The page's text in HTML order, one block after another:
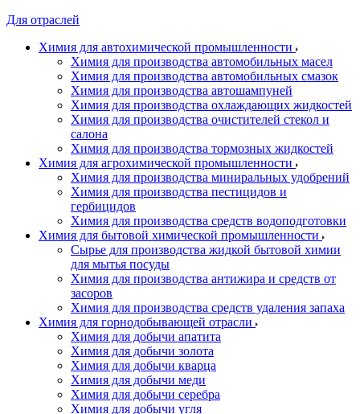
Для отраслей
Химия для автохимической промышленности
Химия для производства автомобильных масел
Химия для производства автомобильных смазок
Химия для производства автошампуней
Химия для производства охлаждающих жидкостей
Химия для производства очистителей стекол и
салона
Химия для производства тормозных жидкостей
Химия для агрохимической промышленности
Химия для производства миниральных удобрений
Химия для производства пестицидов и
гербицидов
Химия для производства средств водоподготовки
Химия для бытовой химической промышленности
Сырье для производства жидкой бытовой химии
для мытья посуды
Химия для производства антижира и средств от
засоров
Химия для производства средств удаления запаха
Химия для горнодобывающей отрасли
Химия для добычи апатита
Химия для добычи золота
Химия для добычи кварца
Химия для добычи меди
Химия для добычи серебра
Химия для добычи угля